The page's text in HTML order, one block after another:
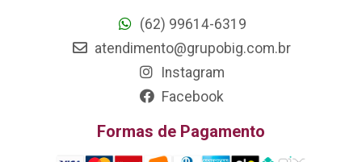
(62) 99614-6319
atendimento@grupobig.com.br
Instagram
Facebook
Formas de Pagamento